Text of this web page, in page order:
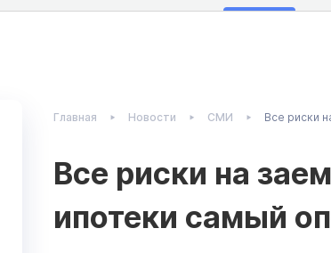
Главная Новости СМИ Все риски
Все риски на
ипотеки самый